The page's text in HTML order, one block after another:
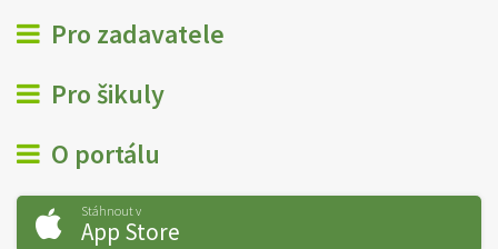
Pro zadavatele
Pro šikuly
O portálu
Stáhnout v
App Store